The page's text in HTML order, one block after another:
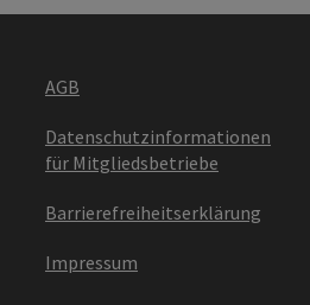
AGB
Datenschutzinformationen
für Mitgliedsbetriebe
Barrierefreiheitserklärung
Impressum